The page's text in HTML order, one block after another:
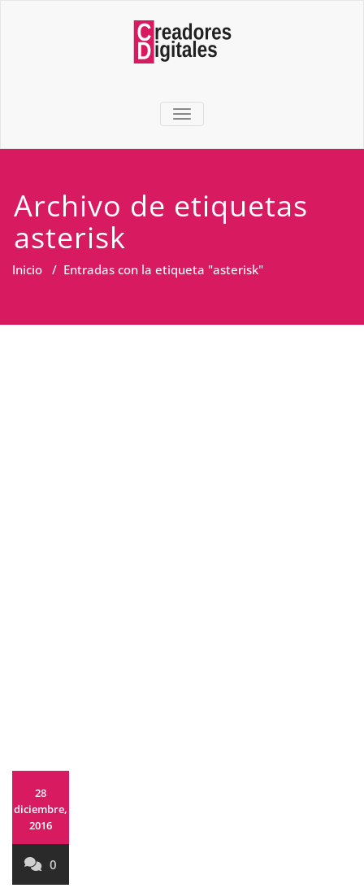
TOGGLE NAVIGATION
Archivo de etiquetas
asterisk
Inicio / Entradas con la etiqueta "asterisk"
28
diciembre,
2016
0